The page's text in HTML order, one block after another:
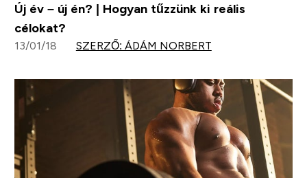
Új év – új én? | Hogyan tűzzünk ki reális
célokat?
13/01/18 SZERZŐ: ÁDÁM NORBERT